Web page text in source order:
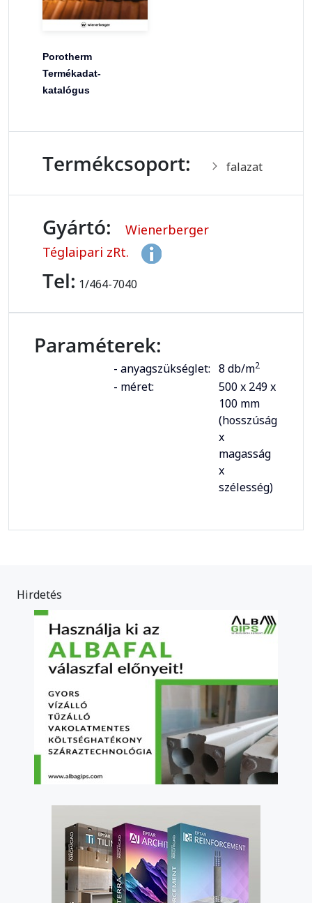
Porotherm
Termékadat-
katalógus
Termékcsoport: falazat
Gyártó:
Wienerberger
Téglaipari zRt.
Tel: 1/464-7040
Paraméterek:
- anyagszükséglet: 8 db/m2
- méret:
500 x 249 x
100 mm
(hosszúság
x
magasság
x
szélesség)
Hirdetés